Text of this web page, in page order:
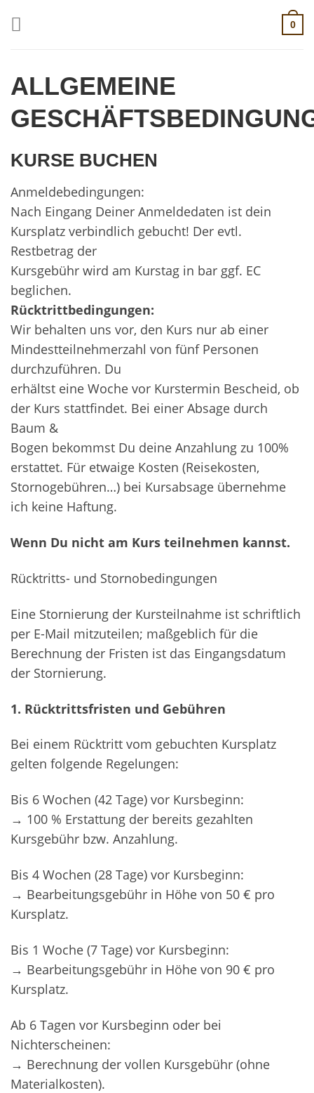
Inhalt
0
ALLGEMEINE
KURSE BUCHEN
Anmeldebedingungen:
Nach Eingang Deiner Anmeldedaten ist dein
Kursplatz verbindlich gebucht! Der evtl.
Restbetrag der
Kursgebühr wird am Kurstag in bar ggf. EC
beglichen.
Rücktrittbedingungen:
Wir behalten uns vor, den Kurs nur ab einer
Mindestteilnehmerzahl von fünf Personen
durchzuführen. Du
erhältst eine Woche vor Kurstermin Bescheid, ob
der Kurs stattfindet. Bei einer Absage durch
Baum &
Bogen bekommst Du deine Anzahlung zu 100%
erstattet. Für etwaige Kosten (Reisekosten,
Stornogebühren…) bei Kursabsage übernehme
ich keine Haftung.
Wenn Du nicht am Kurs teilnehmen kannst.
Rücktritts- und Stornobedingungen
Eine Stornierung der Kursteilnahme ist schriftlich
per E-Mail mitzuteilen; maßgeblich für die
Berechnung der Fristen ist das Eingangsdatum
der Stornierung.
1. Rücktrittsfristen und Gebühren
Bei einem Rücktritt vom gebuchten Kursplatz
gelten folgende Regelungen:
Bis 6 Wochen (42 Tage) vor Kursbeginn:
→ 100 % Erstattung der bereits gezahlten
Kursgebühr bzw. Anzahlung.
Bis 4 Wochen (28 Tage) vor Kursbeginn:
→ Bearbeitungsgebühr in Höhe von 50 € pro
Kursplatz.
Bis 1 Woche (7 Tage) vor Kursbeginn:
→ Bearbeitungsgebühr in Höhe von 90 € pro
Kursplatz.
Ab 6 Tagen vor Kursbeginn oder bei
Nichterscheinen:
→ Berechnung der vollen Kursgebühr (ohne
Materialkosten).